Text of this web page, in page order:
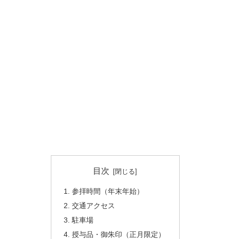
目次
参拝時間（年末年始）
交通アクセス
駐車場
授与品・御朱印（正月限定）